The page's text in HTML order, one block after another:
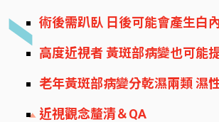
術後需趴臥 日後可能會產生白
高度近視者 黃斑部病變也可能
老年黃斑部病變分乾濕兩類 濕
近視觀念釐清＆QA